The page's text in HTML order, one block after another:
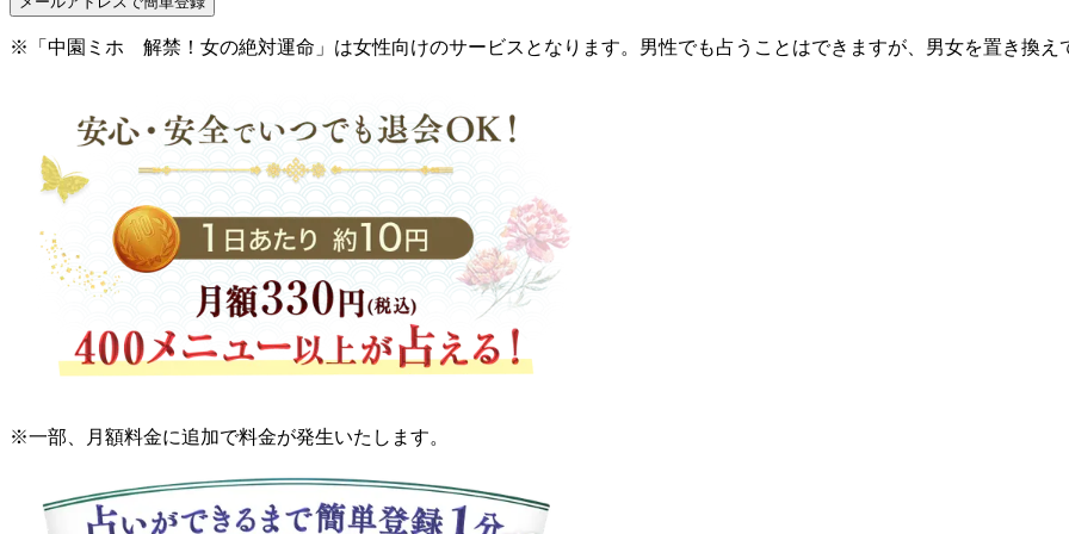
※「中園ミホ 解禁！女の絶対運命」は女性向けのサービスとなります。男性でも占うことはできますが、男女を置き換え
※一部、月額料金に追加で料金が発生いたします。